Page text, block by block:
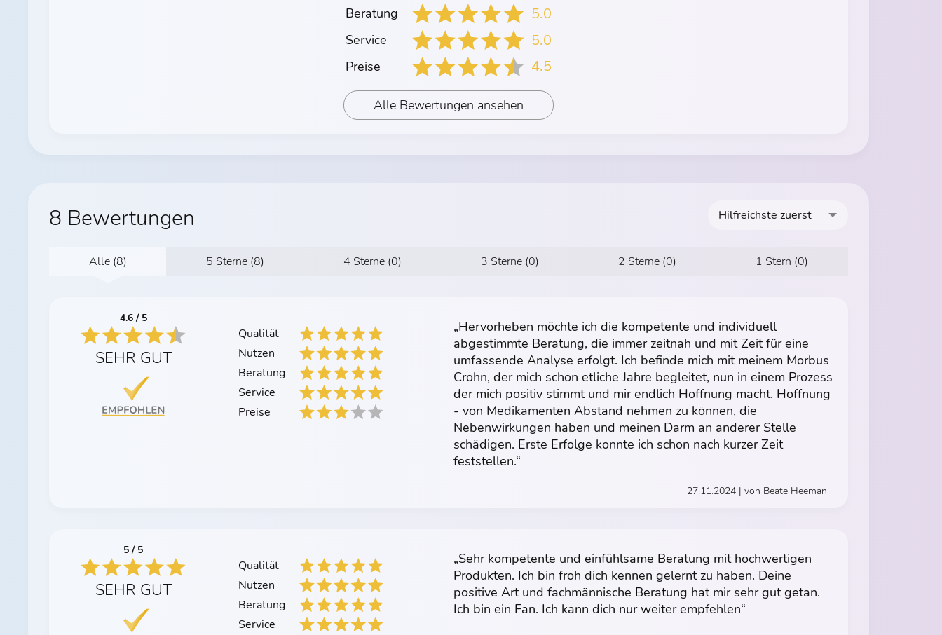
Beratung 5.0
Service 5.0
Preise 4.5
Alle Bewertungen ansehen
8 Bewertungen Hilfreichste zuerst
Alle (8) 5 Sterne (8) 4 Sterne (0) 3 Sterne (0) 2 Sterne (0) 1 Stern (0)
4.6 / 5
SEHR GUT
Qualität
Nutzen
Beratung
Service
Preise
„Hervorheben möchte ich die kompetente und individuell
abgestimmte Beratung, die immer zeitnah und mit Zeit für eine
umfassende Analyse erfolgt. Ich befinde mich mit meinem Morbus
Crohn, der mich schon etliche Jahre begleitet, nun in einem Prozess
der mich positiv stimmt und mir endlich Hoffnung macht. Hoffnung
- von Medikamenten Abstand nehmen zu können, die
Nebenwirkungen haben und meinen Darm an anderer Stelle
schädigen. Erste Erfolge konnte ich schon nach kurzer Zeit
feststellen.“
27.11.2024 | von Beate Heeman
5 / 5
SEHR GUT
Qualität
Nutzen
Beratung
Service
„Sehr kompetente und einfühlsame Beratung mit hochwertigen
Produkten. Ich bin froh dich kennen gelernt zu haben. Deine
positive Art und fachmännische Beratung hat mir sehr gut getan.
Ich bin ein Fan. Ich kann dich nur weiter empfehlen“